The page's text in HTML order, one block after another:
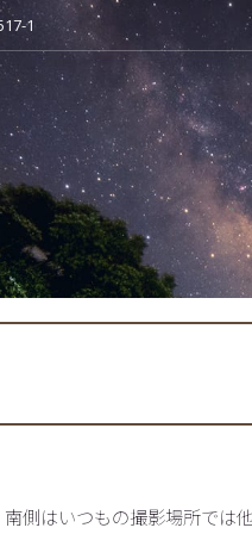
1
側はいつもの撮影場所で